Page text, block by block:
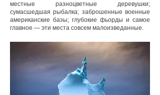
местные разноцветные деревушки;
сумасшедшая рыбалка; заброшенные военные
американские базы; глубокие фьорды и самое
главное — эти места совсем малоизведанные.